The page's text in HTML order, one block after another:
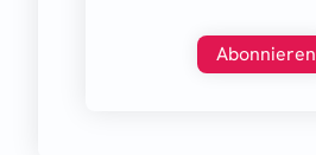
Abonnieren